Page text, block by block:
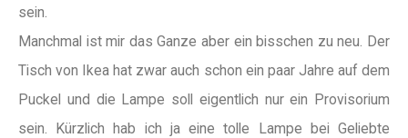
sein.
Manchmal ist mir das Ganze aber ein bisschen zu neu. Der
Tisch von Ikea hat zwar auch schon ein paar Jahre auf dem
Puckel und die Lampe soll eigentlich nur ein Provisorium
sein. Kürzlich hab ich ja eine tolle Lampe bei Geliebte